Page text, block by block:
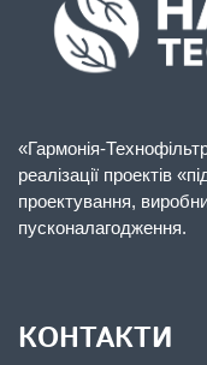
«Гармонія-
реалізації проектів
проектування,
пусконалагодження.
КОНТАКТИ